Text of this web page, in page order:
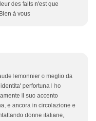
des faits n'est que
à vous
lemonnier o meglio da
perfortuna l ho
il suo accento
e ancora in circolazione e
donne italiane,